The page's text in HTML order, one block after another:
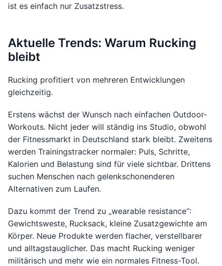
ist es einfach nur Zusatzstress.
Aktuelle Trends: Warum Rucking
bleibt
Rucking profitiert von mehreren Entwicklungen
gleichzeitig.
Erstens wächst der Wunsch nach einfachen Outdoor-
Workouts. Nicht jeder will ständig ins Studio, obwohl
der Fitnessmarkt in Deutschland stark bleibt. Zweitens
werden Trainingstracker normaler: Puls, Schritte,
Kalorien und Belastung sind für viele sichtbar. Drittens
suchen Menschen nach gelenkschonenderen
Alternativen zum Laufen.
Dazu kommt der Trend zu „wearable resistance“:
Gewichtsweste, Rucksack, kleine Zusatzgewichte am
Körper. Neue Produkte werden flacher, verstellbarer
und alltagstauglicher. Das macht Rucking weniger
militärisch und mehr wie ein normales Fitness-Tool.